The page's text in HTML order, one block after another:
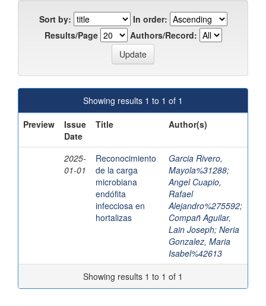
Sort by:
In order:
Results/Page
Authors/Record:
Showing results 1 to 1 of 1
Preview
Issue
Date
Title Author(s)
2025-
01-01
Reconocimiento
de la carga
microbiana
endófita
infecciosa en
hortalizas
Garcia Rivero,
Mayola%31288;
Angel Cuapio,
Rafael
Alejandro%275592;
Compañ Aguilar,
Lain Joseph; Neria
Gonzalez, Maria
Isabel%42613
Showing results 1 to 1 of 1